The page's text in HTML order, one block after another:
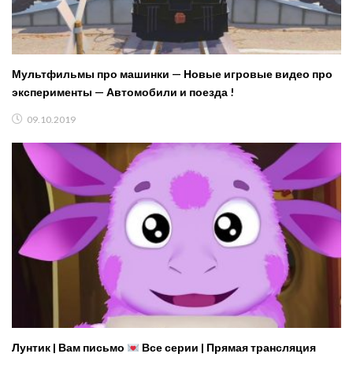
Мультфильмы про машинки — Новые игровые видео про
эксперименты — Автомобили и поезда !
09.10.2019
Лунтик | Вам письмо Все серии | Прямая трансляция